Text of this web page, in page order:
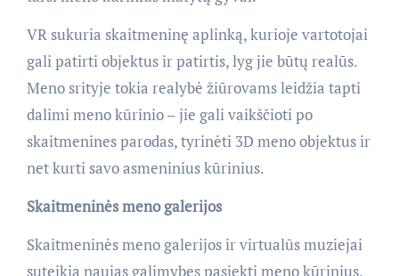
VR sukuria skaitmeninę aplinką, kurioje vartotojai
gali patirti objektus ir patirtis, lyg jie būtų realūs.
Meno srityje tokia realybė žiūrovams leidžia tapti
dalimi meno kūrinio – jie gali vaikščioti po
skaitmenines parodas, tyrinėti 3D meno objektus ir
net kurti savo asmeninius kūrinius.
Skaitmeninės meno galerijos
Skaitmeninės meno galerijos ir virtualūs muziejai
suteikia naujas galimybes pasiekti meno kūrinius,